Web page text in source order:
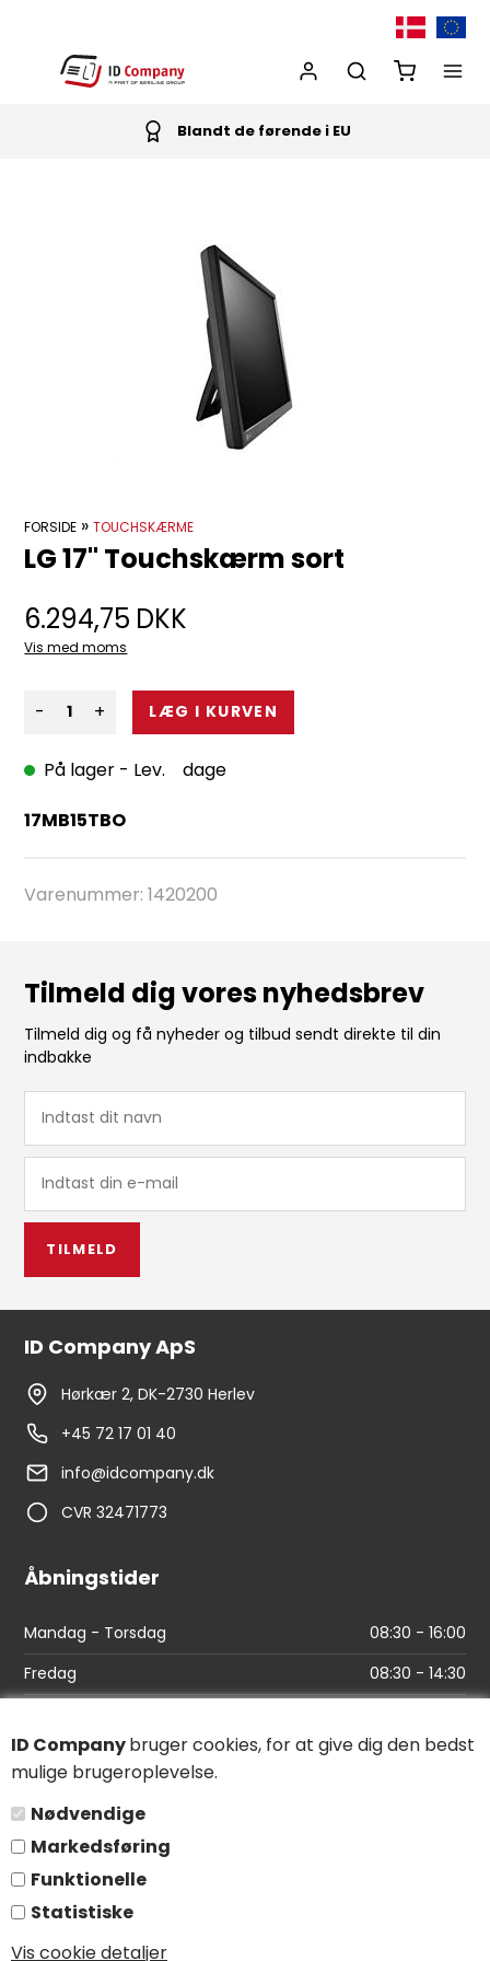
ID Companybruger cookies, for at give dig den bedst
mulige brugeroplevelse.
Nødvendige
Markedsføring
Funktionelle
Statistiske
Vis cookie detaljer
Blandt de førende i EU
FORSIDE »TOUCHSKÆRME
LG 17" Touchskærm sort
6.294,75 DKK
Vis med moms
- +
På lager - Lev. dage
17MB15T­BO
Varenummer:1420200
Tilmeld dig vores nyhedsbrev
Tilmeld dig og få nyheder og tilbud sendt direkte til din
indbakke
TILMELD
ID Company ApS
Hørkær 2, DK-2730 Herlev
+45 72 17 01 40
info@idcompany.dk
CVR 32471773
Åbningstider
Mandag - Torsdag
08:30 - 16:00
Fredag
08:30 - 14:30
Find vej
Salgs- og leveringsbetingelser
Persondatapolitik
Følg os